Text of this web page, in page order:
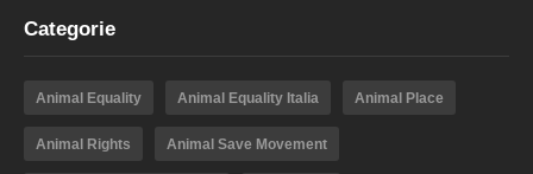
Categorie
Animal Equality Animal Equality Italia Animal Place
Animal Rights Animal Save Movement